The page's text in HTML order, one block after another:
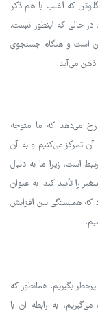
که اغلب با هم ذکر
حالی که اینطور نیست.
است و هنگام جستجوی
ذهن می‌آید.
رخ می‌دهد که ما متوجه
تمرکز می‌کنیم و به آن
است، زیرا ما به دنبال
را تأیید کند. به عنوان
که همبستگی بین افزایش
بگیریم. همانطور که
به رابطه آن با